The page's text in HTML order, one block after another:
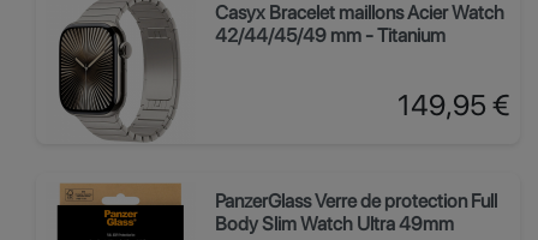
Casyx Bracelet maillons Acier Watch
42/44/45/49 mm - Titanium
Prix
149,95 €
PanzerGlass Verre de protection Full
Body Slim Watch Ultra 49mm